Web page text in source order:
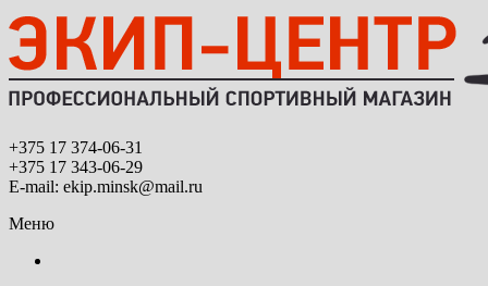
+375 17 374-06-31
+375 17 343-06-29
E-mail: ekip.minsk@mail.ru
Меню